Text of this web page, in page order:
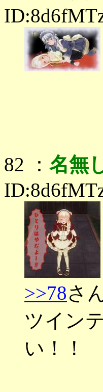
82 ： 名無
>>78さ
ツイン
い！！